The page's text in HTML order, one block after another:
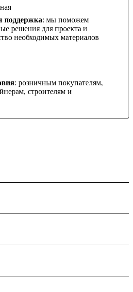
поддержка: мы поможем
решения для проекта и
необходимых материалов
: розничным покупателям,
строителям и